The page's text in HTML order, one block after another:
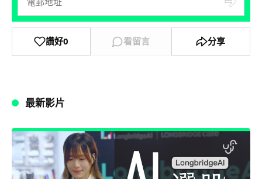
讚好0 看留言 分享
最新影片